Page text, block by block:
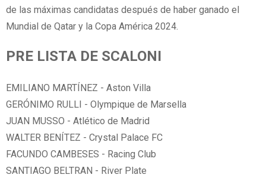
de las máximas candidatas después de haber ganado el
Mundial de Qatar y la Copa América 2024.
PRE LISTA DE SCALONI
EMILIANO MARTÍNEZ - Aston Villa
GERÓNIMO RULLI - Olympique de Marsella
JUAN MUSSO - Atlético de Madrid
WALTER BENÍTEZ - Crystal Palace FC
FACUNDO CAMBESES - Racing Club
SANTIAGO BELTRAN - River Plate